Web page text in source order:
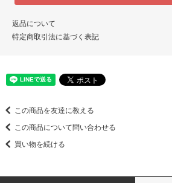
返品について
特定商取引法に基づく表記
この商品を友達に教える
この商品について問い合わせる
買い物を続ける